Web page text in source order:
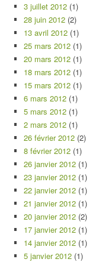
3 juillet 2012 (1)
28 juin 2012 (2)
13 avril 2012 (1)
25 mars 2012 (1)
20 mars 2012 (1)
18 mars 2012 (1)
15 mars 2012 (1)
6 mars 2012 (1)
5 mars 2012 (1)
2 mars 2012 (1)
26 février 2012 (2)
8 février 2012 (1)
26 janvier 2012 (1)
23 janvier 2012 (1)
22 janvier 2012 (1)
21 janvier 2012 (1)
20 janvier 2012 (2)
17 janvier 2012 (1)
14 janvier 2012 (1)
5 janvier 2012 (1)